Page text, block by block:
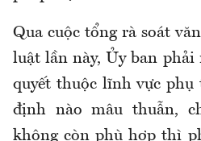
Qua cuộc tổng rà soát
luật lần này, Ủy ban phải
quyết thuộc lĩnh vực phụ
định nào mâu thuẫn,
không còn phù hợp thì